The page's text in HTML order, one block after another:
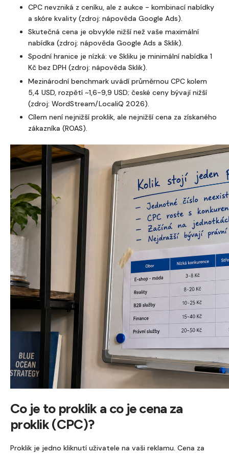
CPC nevzniká z ceníku, ale z aukce - kombinací nabídky
a skóre kvality (zdroj: nápověda Google Ads).
Skutečná cena je obvykle nižší než vaše maximální
nabídka (zdroj: nápověda Google Ads a Sklik).
Spodní hranice je nízká: ve Skliku je minimální nabídka 1
Kč bez DPH (zdroj: nápověda Sklik).
Mezinárodní benchmark uvádí průměrnou CPC kolem
5,4 USD, rozpětí ~1,6-9,9 USD; české ceny bývají nižší
(zdroj: WordStream/LocaliQ 2026).
Cílem není nejnižší proklik, ale nejnižší cena za získaného
zákazníka (ROAS).
Co je to proklik a co je cena za
proklik (CPC)?
Proklik je jedno kliknutí uživatele na vaši reklamu. Cena za